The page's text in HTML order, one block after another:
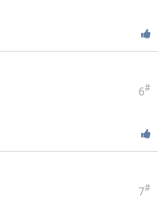
6#
7#